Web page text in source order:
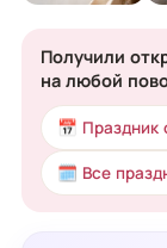
Получили
на любой
📅 Праздник
🗓 Все